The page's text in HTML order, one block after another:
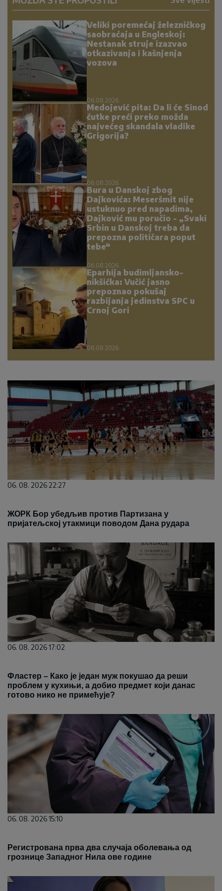
Veliki poremećaj železničkog
saobraćaja u Engleskoj:
Nestanak struje izazvao
otkazivanja i kašnjenja
vozova
06.08.2026.
Medojević pita: Da li će Sinod
ćutke preći preko možda
najvećeg skandala vladike
Grigorija?
06.08.2026.
Bura u Danskoj zbog
Dajkovića: Meseršmit nije
ustuknuo pred napadima,
Dajković mu poručio - „Svaki
Srbin u Danskoj treba da
prepozna političara poput
tebe“
06.08.2026.
Eparhija budimljansko-
nikšićka: Vučić jasno
prepoznao pokušaj
razbijanja jedinstva SPC u
Crnoj Gori
06.08.2026.
06. 08. 2026 22:27
ЖОРК Бор убедљив против Партизана у
пријатељској утакмици поводом Дана рудара
06. 08. 2026 17:02
Фластер – Како је један муж покушао да реши
проблем у кухињи, а добио предмет који данас
готово нико не примећује?
06. 08. 2026 15:10
Регистрована прва два случаја оболевања од
грознице Западног Нила ове године